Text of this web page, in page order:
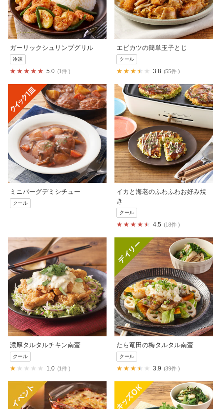
ガーリックシュリンプグリル
冷凍
5.0 1件
エビカツの簡単玉子とじ
クール
3.8 55件
ミニバーグデミシチュー
クール
イカと海老のふわふわお好み焼
き
クール
4.5 18件
濃厚タルタルチキン南蛮
クール
1.0 1件
たら竜田の梅タルタル南蛮
クール
3.9 39件